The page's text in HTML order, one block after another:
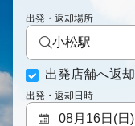
出発・返却場所
小松駅
出発店舗へ返却
出発・返却日時